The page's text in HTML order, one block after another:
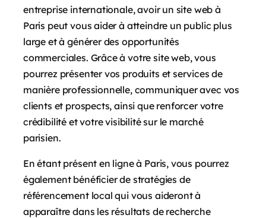
entreprise internationale, avoir un site web à
Paris peut vous aider à atteindre un public plus
large et à générer des opportunités
commerciales. Grâce à votre site web, vous
pourrez présenter vos produits et services de
manière professionnelle, communiquer avec vos
clients et prospects, ainsi que renforcer votre
crédibilité et votre visibilité sur le marché
parisien.
En étant présent en ligne à Paris, vous pourrez
également bénéficier de stratégies de
référencement local qui vous aideront à
apparaître dans les résultats de recherche